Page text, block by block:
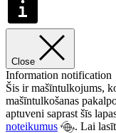
Close
Information notification
Šis ir mašīntulkojums,
mašīntulkošanas
aptuveni saprast šīs
noteikumus
. Lai